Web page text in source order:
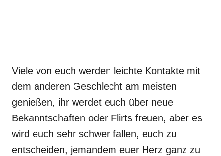
Viele von euch werden leichte Kontakte mit
dem anderen Geschlecht am meisten
genießen, ihr werdet euch über neue
Bekanntschaften oder Flirts freuen, aber es
wird euch sehr schwer fallen, euch zu
entscheiden, jemandem euer Herz ganz zu